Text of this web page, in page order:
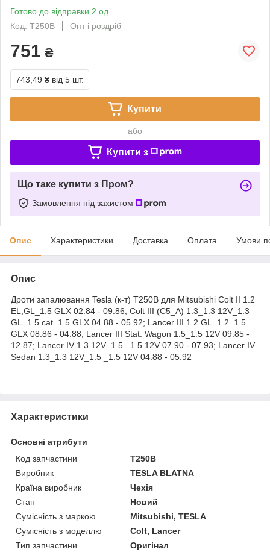
Готово до відправки 2 од.
Код: T250B
Опт і роздріб
751 ₴
743,49 ₴ від 5 шт.
Купити
або
Купити з
Що таке купити з Пром?
Замовлення під захистом
Опис Характеристики Доставка Оплата Умови
Опис
Дроти запалювання Tesla (к-т) T250B для Mitsubishi Colt II 1.2
EL,GL_1.5 GLX 02.84 - 09.86; Colt III (C5_A) 1.3_1.3 12V_1.3
GL_1.5 cat_1.5 GLX 04.88 - 05.92; Lancer III 1.2 GL_1.2_1.5
GLX 08.86 - 04.88; Lancer III Stat. Wagon 1.5_1.5 12V 09.85 -
12.87; Lancer IV 1.3 12V_1.5 _1.5 12V 07.90 - 07.93; Lancer IV
Sedan 1.3_1.3 12V_1.5 _1.5 12V 04.88 - 05.92
Характеристики
Основні атрибути
Код запчастини
T250B
Виробник
TESLA BLATNA
Країна виробник
Чехія
Стан
Новий
Сумісність з маркою
Mitsubishi, TESLA
Сумісність з моделлю
Colt, Lancer
Тип запчастини
Оригінал